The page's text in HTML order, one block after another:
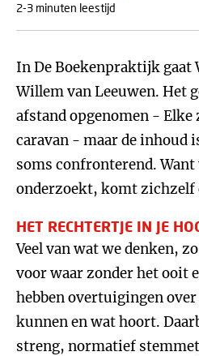
2-3 minuten leestijd
In De Boekenpraktijk gaat
Willem van Leeuwen. Het
afstand opgenomen - Elke
caravan - maar de inhoud
soms confronterend.
onderzoekt, komt
HET RECHTERTJE IN JE
Veel van wat we denken,
voor waar zonder het ooit
hebben overtuigingen
kunnen en wat hoort.
streng, normatief